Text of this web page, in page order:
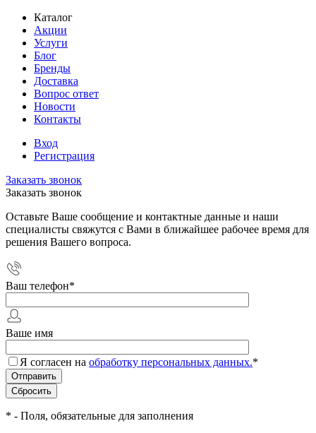
Каталог
Акции
Услуги
Блог
Бренды
Доставка
Вопрос ответ
Новости
Контакты
Вход
Регистрация
Заказать звонок
Заказать звонок
Оставьте Ваше сообщение и контактные данные и наши
специалисты свяжутся с Вами в ближайшее рабочее время для
решения Вашего вопроса.
Ваш телефон*
Ваше имя
Я согласен на обработку персональных данных.*
* - Поля, обязательные для заполнения